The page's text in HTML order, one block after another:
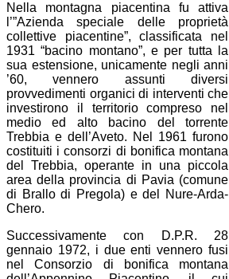
Nella montagna piacentina fu attiva
l’”Azienda speciale delle proprietà
collettive piacentine”, classificata nel
1931 “bacino montano”, e per tutta la
sua estensione, unicamente negli anni
’60, vennero assunti diversi
provvedimenti organici di interventi che
investirono il territorio compreso nel
medio ed alto bacino del torrente
Trebbia e dell’Aveto. Nel 1961 furono
costituiti i consorzi di bonifica montana
del Trebbia, operante in una piccola
area della provincia di Pavia (comune
di Brallo di Pregola) e del Nure-Arda-
Chero.
Successivamente con D.P.R. 28
gennaio 1972, i due enti vennero fusi
nel Consorzio di bonifica montana